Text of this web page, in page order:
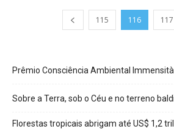
115 116 117
Prêmio Consciência Ambiental
Sobre a Terra, sob o Céu e no terreno
Florestas tropicais abrigam até US$ 1,2